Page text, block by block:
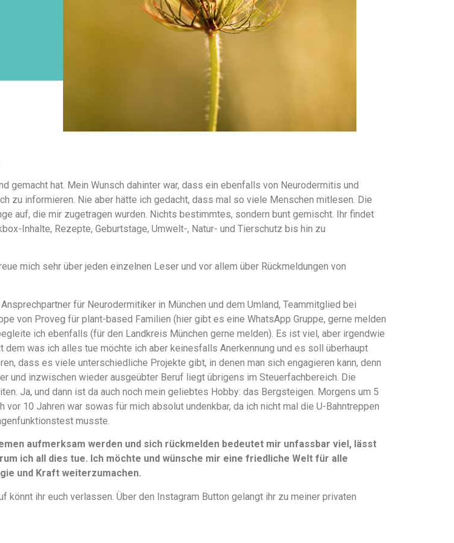
gemacht hat. Mein Wunsch dahinter war, dass ein ebenfalls von Neurodermitis und
zu informieren. Nie aber hätte ich gedacht, dass mal so viele Menschen mitlesen. Die
auf, die mir zugetragen wurden. Nichts bestimmtes, sondern bunt gemischt. Ihr findet
Inhalte, Rezepte, Geburtstage, Umwelt-, Natur- und Tierschutz bis hin zu
mich sehr über jeden einzelnen Leser und vor allem über Rückmeldungen von
für Neurodermitiker in München und dem Umland, Teammitglied bei
von Proveg für plant-based Familien (hier gibt es eine WhatsApp Gruppe, gerne melden
ich ebenfalls (für den Landkreis München gerne melden). Es ist viel, aber irgendwie
was ich alles tue möchte ich aber keinesfalls Anerkennung und es soll überhaupt
dass es viele unterschiedliche Projekte gibt, in denen man sich engagieren kann, denn
und inzwischen wieder ausgeübter Beruf liegt übrigens im Steuerfachbereich. Die
Ja, und dann ist da auch noch mein geliebtes Hobby: das Bergsteigen. Morgens um 5
10 Jahren war sowas für mich absolut undenkbar, da ich nicht mal die U-Bahntreppen
musste.
aufmerksam werden und sich rückmelden bedeutet mir unfassbar viel, lässt
ich all dies tue. Ich möchte und wünsche mir eine friedliche Welt für alle
und Kraft weiterzumachen.
könnt ihr euch verlassen. Über den Instagram Button gelangt ihr zu meiner privaten